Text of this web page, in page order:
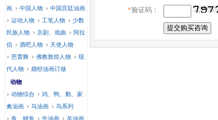
*验证码：
画
中国人物
中国宫廷油画
运动人物
工笔人物
少数
民族人物
京剧、戏曲
阿拉
伯
酒吧人物
天使人物
芭蕾舞
佛教敦煌人物
现
代人物
婚纱油画订做
动物
动物综合
鸡、鸭、鹅、家
禽油画
马油画
鸟系列
鱼、鲤鱼
牛油画
羊油画